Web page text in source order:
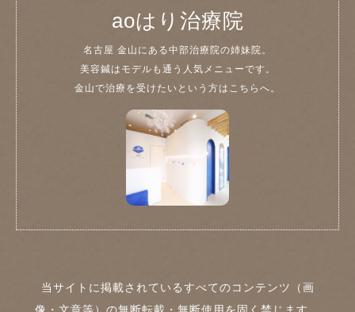
aoはり治療院
名古屋 金山にある中部治療院の姉妹院。
美容鍼はモデルも通う人気メニューです。
金山で治療を受けたいという方はこちらへ。
当サイトに掲載されているすべてのコンテンツ（画